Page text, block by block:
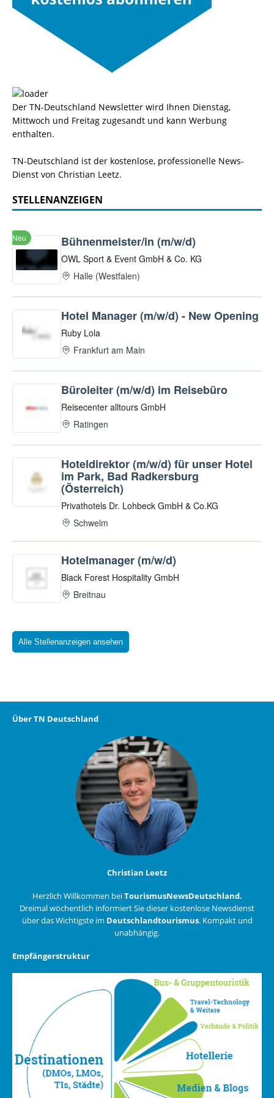
Der TN-Deutschland Newsletter wird Ihnen Dienstag,
Mittwoch und Freitag zugesandt und kann Werbung
enthalten.
TN-Deutschland ist der kostenlose, professionelle News-
Dienst von Christian Leetz.
STELLENANZEIGEN
Alle Stellenanzeigen ansehen
Über TN Deutschland
Christian Leetz
Herzlich Willkommen beiTourismusNewsDeutschland.
Dreimal wöchentlich informiert Sie dieser kostenlose Newsdienst
über das Wichtigste im Deutschlandtourismus. Kompakt und
unabhängig.
Empfängerstruktur